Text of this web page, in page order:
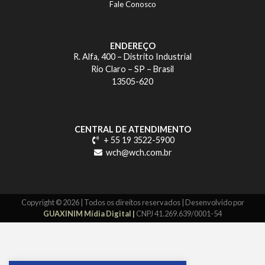
Fale Conosco
ENDEREÇO
R. Alfa, 400 – Distrito Industrial
Rio Claro – SP – Brasil
13505-620
CENTRAL DE ATENDIMENTO
+ 55 19 3522-5900
wch@wch.com.br
Copyright © 2026 | Todos os direitos reservados | Desenvolvido por
GUAXINIM Mídia Digital | CNPJ 41.269.639/0001-54